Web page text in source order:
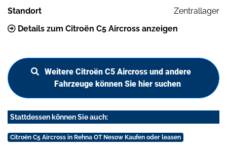
Standort
Zentrallager
Details zum Citroën C5 Aircross anzeigen
Weitere Citroën C5 Aircross und andere
Fahrzeuge können Sie hier suchen
Stattdessen können Sie auch:
Citroën C5 Aircross in Rehna OT Nesow Kaufen oder leasen